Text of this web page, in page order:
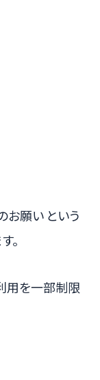
お願い という
。
用を一部制限